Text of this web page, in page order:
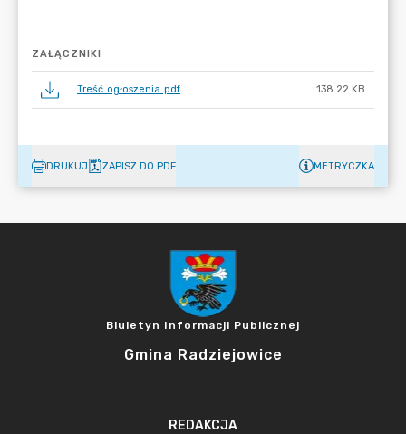
ZAŁĄCZNIKI
Treść ogłoszenia.pdf 138.22 KB
DRUKUJ ZAPISZ DO PDF METRYCZKA
Biuletyn Informacji Publicznej
Gmina Radziejowice
REDAKCJA